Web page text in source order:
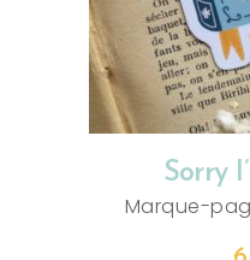
Sorry
Marque-